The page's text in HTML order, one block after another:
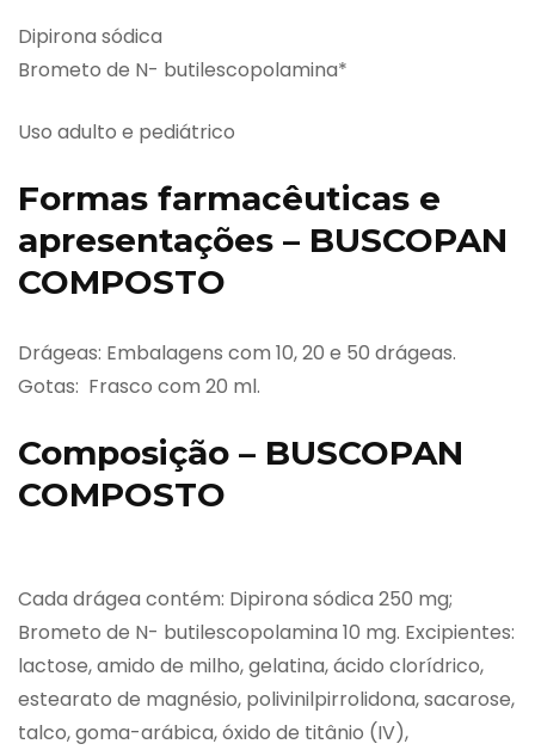
Dipirona sódica
Brometo de N- butilescopolamina*
Uso adulto e pediátrico
Formas farmacêuticas e
apresentações – BUSCOPAN
COMPOSTO
Drágeas: Embalagens com 10, 20 e 50 drágeas.
Gotas: Frasco com 20 ml.
Composição – BUSCOPAN
COMPOSTO
Cada drágea contém: Dipirona sódica 250 mg;
Brometo de N- butilescopolamina 10 mg. Excipientes:
lactose, amido de milho, gelatina, ácido clorídrico,
estearato de magnésio, polivinilpirrolidona, sacarose,
talco, goma-arábica, óxido de titânio (IV),